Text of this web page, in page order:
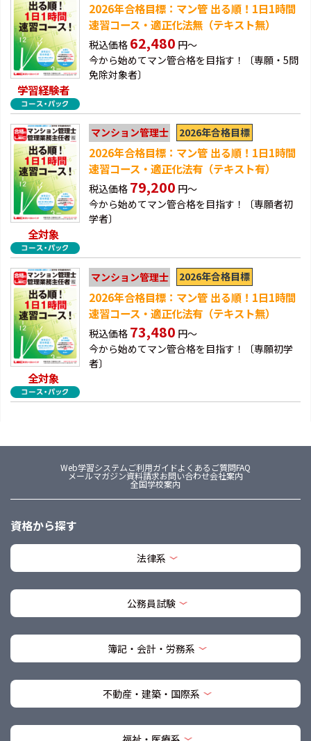
学習経験者
2026年合格目標：マン管 出る順！1日1時間
速習コース・適正化法無（テキスト無）
税込価格 62,480 円～
今から始めてマン管合格を目指す！〔専願・5問
免除対象者〕
全対象
マンション管理士 2026年合格目標
2026年合格目標：マン管 出る順！1日1時間
速習コース・適正化法有（テキスト有）
税込価格 79,200 円～
今から始めてマン管合格を目指す！〔専願者初
学者〕
全対象
マンション管理士 2026年合格目標
2026年合格目標：マン管 出る順！1日1時間
速習コース・適正化法有（テキスト無）
税込価格 73,480 円～
今から始めてマン管合格を目指す！〔専願初学
者〕
Web学習システムご利用ガイドよくあるご質問FAQ
メールマガジン資料請求お問い合わせ会社案内
全国学校案内
資格から探す
法律系
公務員試験
簿記・会計・労務系
不動産・建築・国際系